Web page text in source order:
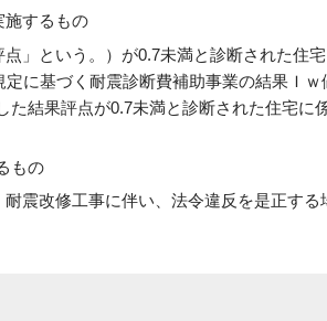
施するもの
」という。）が0.7未満と診断された住
に基づく耐震診断費補助事業の結果Ｉｗ
た結果評点が0.7未満と診断された住宅に
もの
震改修工事に伴い、法令違反を是正する